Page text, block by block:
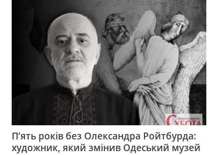
П’ять років без Олександра Ройтбурда:
художник, який змінив Одеський музей